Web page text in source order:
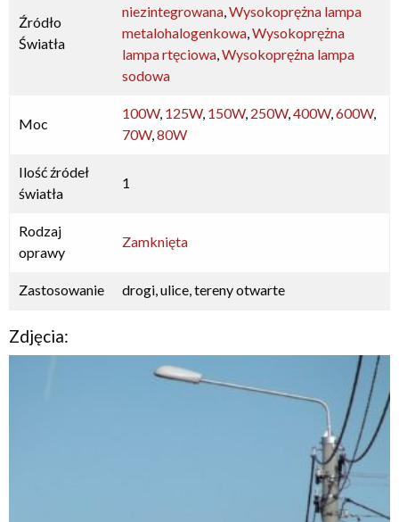
Źródło
Światła
niezintegrowana,Wysokoprężna lampa
metalohalogenkowa,Wysokoprężna
lampa rtęciowa,Wysokoprężna lampa
sodowa
Moc
100W, 125W, 150W, 250W,400W,600W,
70W,80W
Ilość źródeł
światła
1
Rodzaj
oprawy
Zamknięta
Zastosowanie drogi, ulice, tereny otwarte
Zdjęcia: